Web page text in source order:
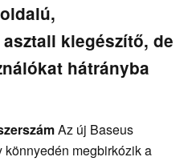
kiegészítő, de
hátrányba
Az új Baseus
megbirkózik a